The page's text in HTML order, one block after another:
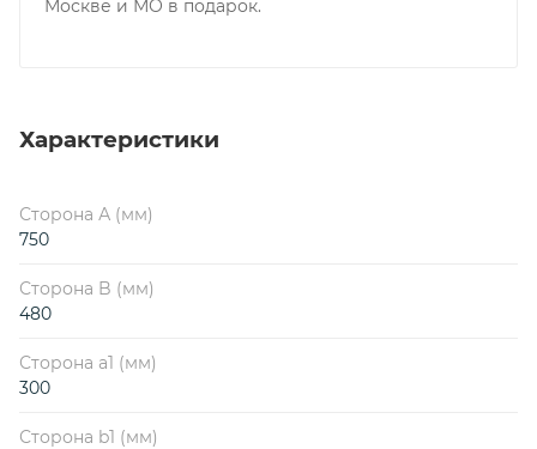
Москве и МО в подарок.
Характеристики
Сторона А (мм)
750
Сторона B (мм)
480
Сторона a1 (мм)
300
Сторона b1 (мм)